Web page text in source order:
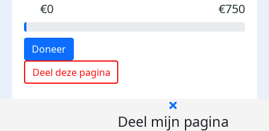
€0 €750
Doneer
Deel deze pagina
Deel mijn pagina